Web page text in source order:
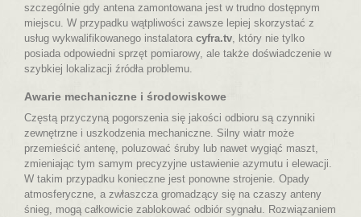
szczególnie gdy antena zamontowana jest w trudno dostępnym
miejscu. W przypadku wątpliwości zawsze lepiej skorzystać z
usług wykwalifikowanego instalatora cyfra.tv , który nie tylko
posiada odpowiedni sprzęt pomiarowy, ale także doświadczenie w
szybkiej lokalizacji źródła problemu.
Awarie mechaniczne i środowiskowe
Częstą przyczyną pogorszenia się jakości odbioru są czynniki
zewnętrzne i uszkodzenia mechaniczne. Silny wiatr może
przemieścić antenę, poluzować śruby lub nawet wygiąć maszt,
zmieniając tym samym precyzyjne ustawienie azymutu i elewacji.
W takim przypadku konieczne jest ponowne strojenie. Opady
atmosferyczne, a zwłaszcza gromadzący się na czaszy anteny
śnieg, mogą całkowicie zablokować odbiór sygnału. Rozwiązaniem